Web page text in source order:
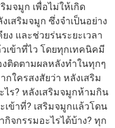
มจมูก เพื่อไม่ให้เกิด
สริมจมูก ซึ่งจำเป็นอย่าง
ง และช่วยร่นระยะเวลา
เข้าที่ไว โดยทุกเทคนิคมี
งติดตามผลหลังทำในทุกๆ
ใครสงสัยว่า หลังเสริม
ร? หลังเสริมจมูกห้ามกิน
เข้าที่? เสริมจมูกแล้วโดน
จกรรมอะไรได้บ้าง? ทุก